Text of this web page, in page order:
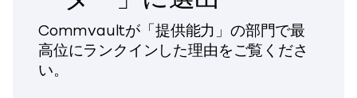
Commvaultが「提供能力」の部門で最
高位にランクインした理由をご覧くださ
い。